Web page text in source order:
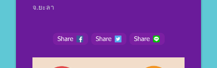
จ.ยะลา